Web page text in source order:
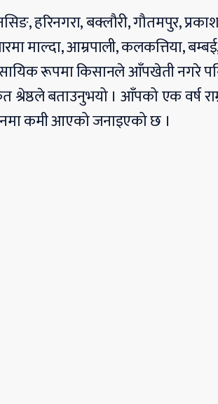
हरिनगरा, बक्लौरी, गौतमपुर,
माल्दा, आम्रपाली, कलकत्तिया,
रूपमा किसानले आँपखेती नगरे
बताउनुभयो । आँपको एक वर्ष
कमी आएको जनाइएको छ ।